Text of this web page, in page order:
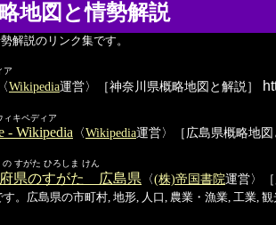
地図と情勢解説
解説のリンク集です。
ア
〈Wikipedia運営〉［神奈川県概略地図と解説］
キペディア
- Wikipedia 〈Wikipedia運営〉［広島県概略地図
すがた ひろしま けん
県のすがた 広島県 〈(株)帝国書院運営〉
。広島県の市町村, 地形, 人口, 農業・漁業, 工業,